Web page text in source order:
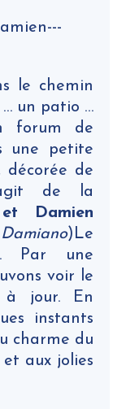
le chemin
un patio …
forum de
une petite
décorée de
de la
Damien
)Le
Par une
voir le
à jour. En
instants
charme du
aux jolies